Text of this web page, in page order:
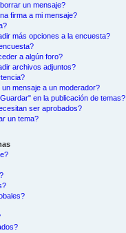
un mensaje?
firma a mi mensaje?
más opciones a la encuesta?
a algún foro?
archivos adjuntos?
mensaje a un moderador?
en la publicación de temas?
ser aprobados?
un tema?